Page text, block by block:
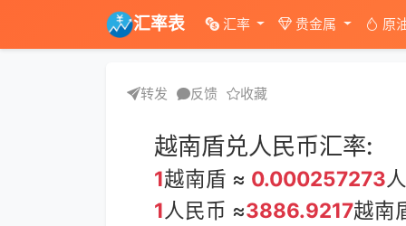
汇率表 汇率 贵金属 原
转发 反馈 收藏
越南盾兑人民币汇率:
1越南盾 ≈ 0.000257273
1人民币 ≈3886.9217越南